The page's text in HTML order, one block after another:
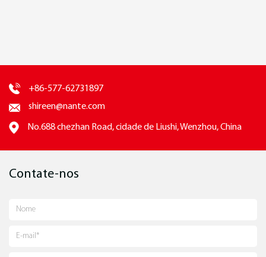
+86-577-62731897
shireen@nante.com
No.688 chezhan Road, cidade de Liushi, Wenzhou, China
Contate-nos